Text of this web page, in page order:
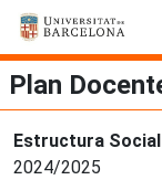
Plan
Estructura
2024/2025